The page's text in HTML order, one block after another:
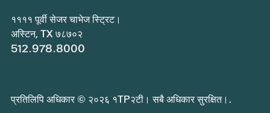
११११ पूर्वी सेजर चाभेज स्ट्रिट।
अस्टिन, TX ७८७०२
512.978.8000
प्रतिलिपि अधिकार © २०२६ १TP२टी। सबै अधिकार सुरक्षित।.